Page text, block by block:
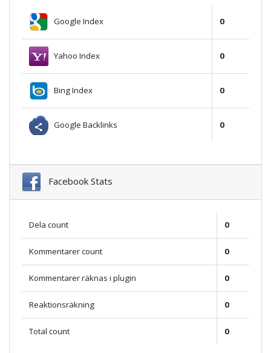
Google Index 0
Yahoo Index 0
Bing Index 0
Google Backlinks 0
Facebook Stats
Dela count 0
Kommentarer count 0
Kommentarer räknas i plugin 0
Reaktionsräkning 0
Total count 0